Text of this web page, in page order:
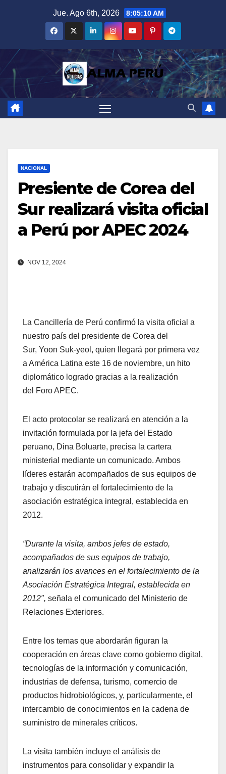
Jue. Ago 6th, 2026 8:05:11 AM
NACIONAL
Presiente de Corea del
Sur realizará visita oficial
a Perú por APEC 2024
NOV 12, 2024
La Cancillería de Perú confirmó la visita oficial a
nuestro país del presidente de Corea del
Sur, Yoon Suk-yeol, quien llegará por primera vez
a América Latina este 16 de noviembre, un hito
diplomático logrado gracias a la realización
del Foro APEC.
El acto protocolar se realizará en atención a la
invitación formulada por la jefa del Estado
peruano, Dina Boluarte, precisa la cartera
ministerial mediante un comunicado. Ambos
líderes estarán acompañados de sus equipos de
trabajo y discutirán el fortalecimiento de la
asociación estratégica integral, establecida en
2012.
“Durante la visita, ambos jefes de estado,
acompañados de sus equipos de trabajo,
analizarán los avances en el fortalecimiento de la
Asociación Estratégica Integral, establecida en
2012″, señala el comunicado del Ministerio de
Relaciones Exteriores.
Entre los temas que abordarán figuran la
cooperación en áreas clave como gobierno digital,
tecnologías de la información y comunicación,
industrias de defensa, turismo, comercio de
productos hidrobiológicos, y, particularmente, el
intercambio de conocimientos en la cadena de
suministro de minerales críticos.
La visita también incluye el análisis de
instrumentos para consolidar y expandir la